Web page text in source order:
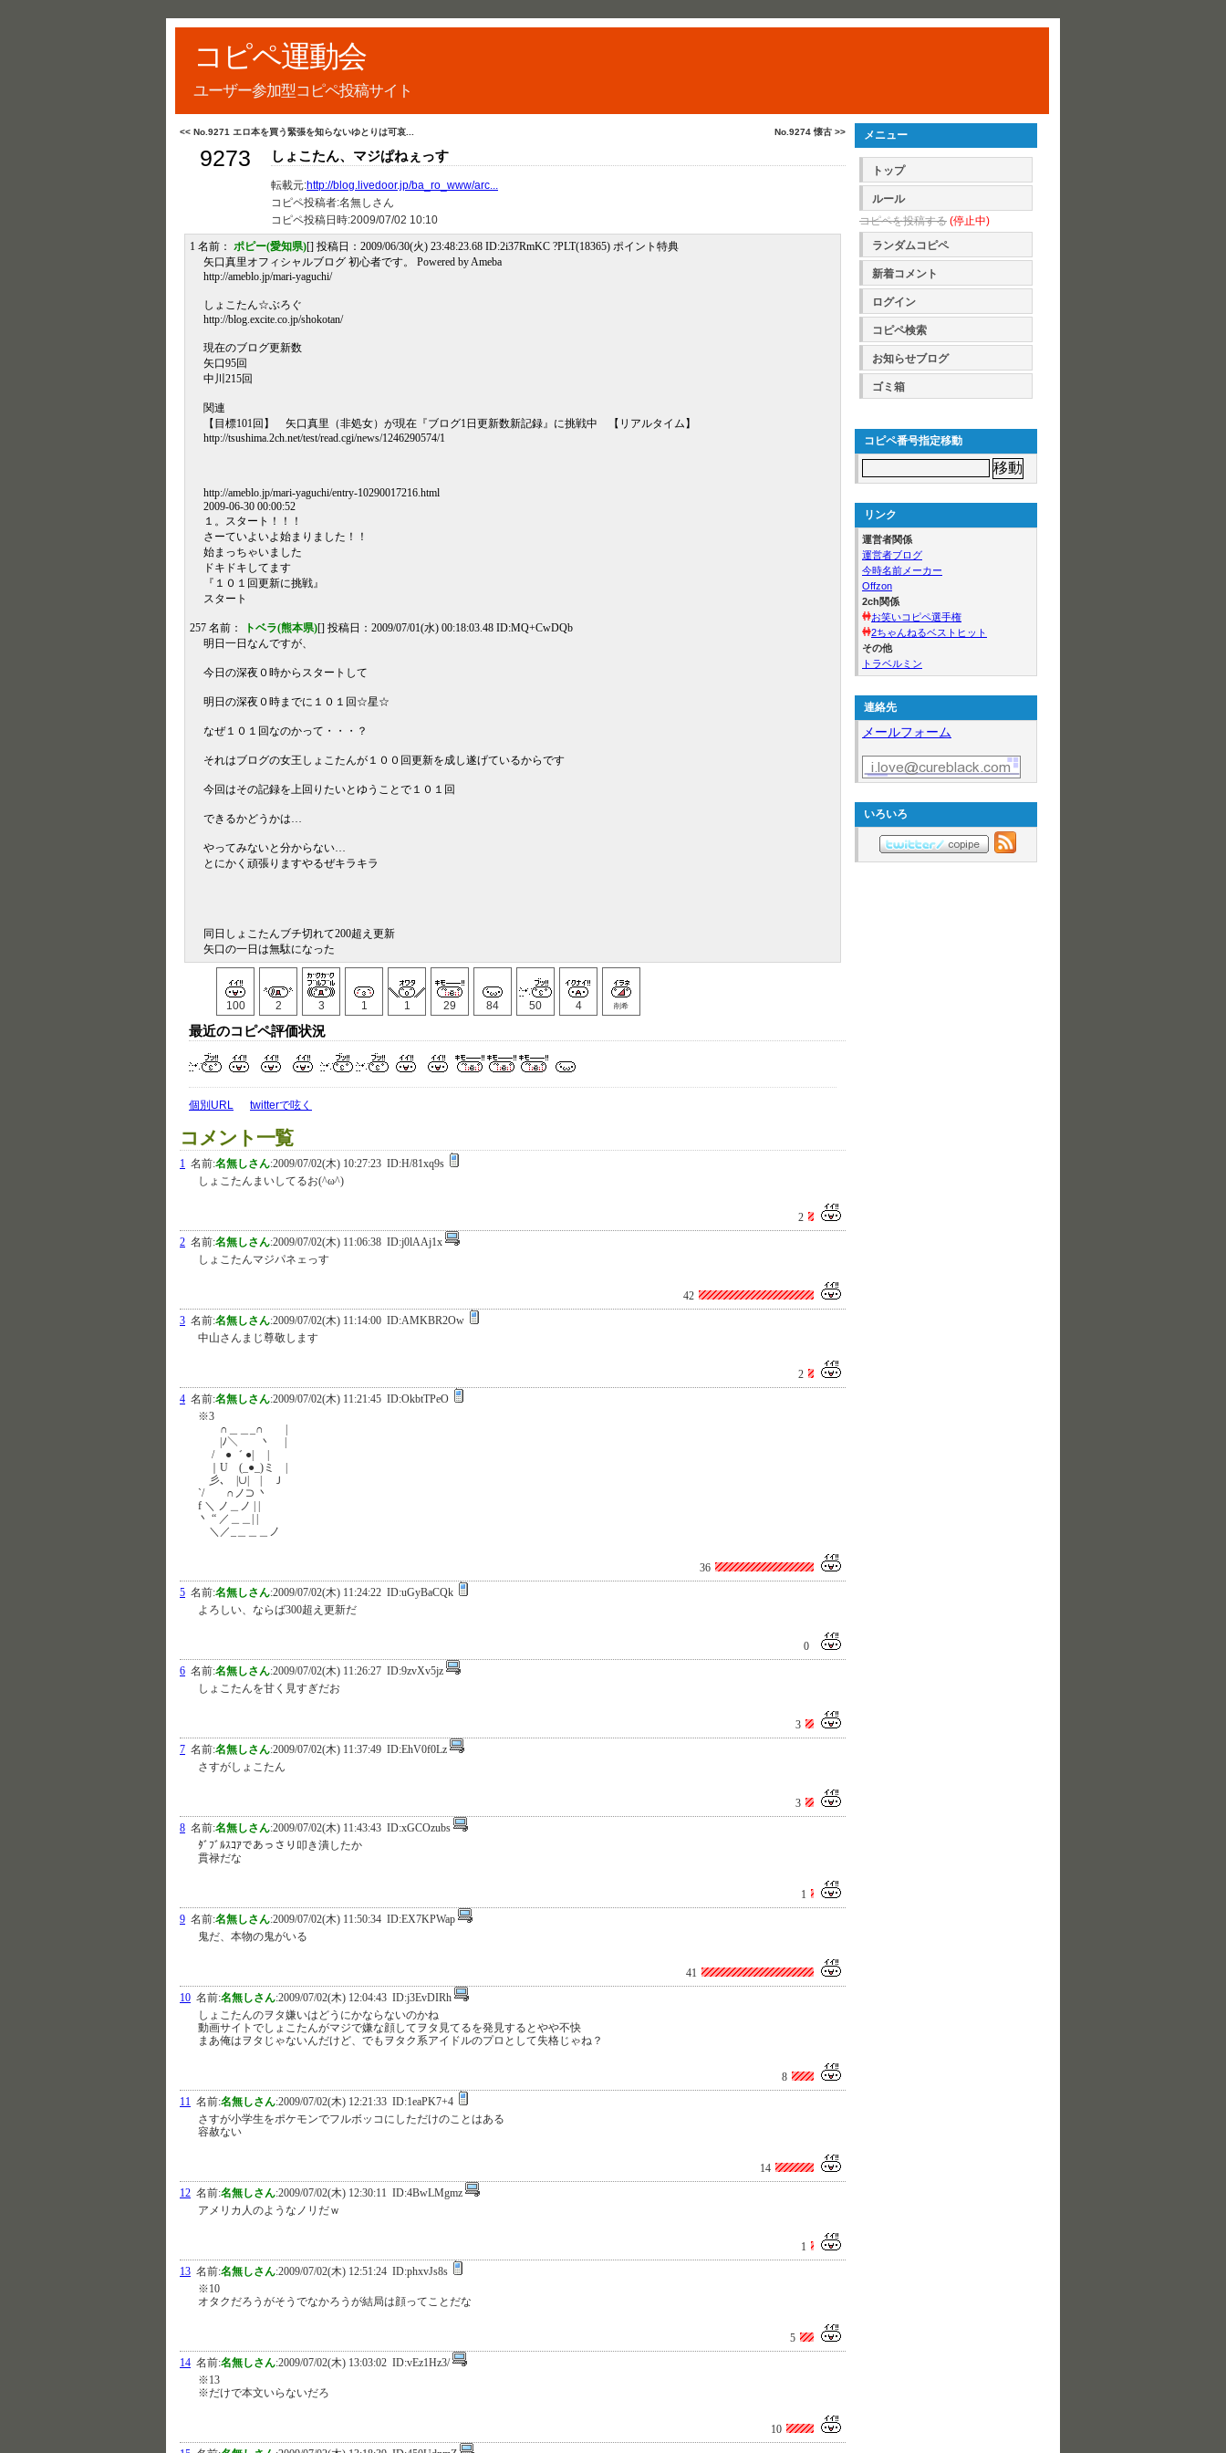
コピペ運動会
ユーザー参加型コピペ投稿サイト
No.9274 懐古 >>
<< No.9271 エロ本を買う緊張を知らないゆとりは可哀...
9273 しょこたん、マジぱねぇっす
転載元:http://blog.livedoor.jp/ba_ro_www/arc...
コピペ投稿者:名無しさん
コピペ投稿日時:2009/07/02 10:10
1 名前： ポピー(愛知県)[] 投稿日：2009/06/30(火) 23:48:23.68 ID:2i37RmKC ?PLT(18365) ポイント特典
矢口真里オフィシャルブログ 初心者です。 Powered by Ameba
http://ameblo.jp/mari-yaguchi/
しょこたん☆ぶろぐ
http://blog.excite.co.jp/shokotan/
現在のブログ更新数
矢口95回
中川215回
関連
【目標101回】 矢口真里（非処女）が現在『ブログ1日更新数新記録』に挑戦中 【リアルタイム】
http://tsushima.2ch.net/test/read.cgi/news/1246290574/1
http://ameblo.jp/mari-yaguchi/entry-10290017216.html
2009-06-30 00:00:52
１。スタート！！！
さーていよいよ始まりました！！
始まっちゃいました
ドキドキしてます
『１０１回更新に挑戦』
スタート
257 名前： トベラ(熊本県)[] 投稿日：2009/07/01(水) 00:18:03.48 ID:MQ+CwDQb
明日一日なんですが、
今日の深夜０時からスタートして
明日の深夜０時までに１０１回☆星☆
なぜ１０１回なのかって・・・？
それはブログの女王しょこたんが１００回更新を成し遂げているからです
今回はその記録を上回りたいとゆうことで１０１回
できるかどうかは…
やってみないと分からない…
とにかく頑張りますやるぜキラキラ
同日しょこたんブチ切れて200超え更新
矢口の一日は無駄になった
100 2 3 1 1 29 84 50 4 削希
最近のコピペ評価状況
個別URL twitterで呟く
コメント一覧
1 名前:名無しさん:2009/07/02(木) 10:27:23 ID:H/81xq9s
しょこたんまいしてるお(^ω^)
2
2 名前:名無しさん:2009/07/02(木) 11:06:38 ID:j0lAAj1x
しょこたんマジパネェっす
42
3 名前:名無しさん:2009/07/02(木) 11:14:00 ID:AMKBR2Ow
中山さんまじ尊敬します
2
4 名前:名無しさん:2009/07/02(木) 11:21:45 ID:OkbtTPeO
※3
∩＿＿_∩ |
|ﾉ＼ 丶 |
/ ●゛ ●| |
｜U (_●_)ミ |
彡､ |∪| | Ｊ
`/ ∩ノ⊃ 丶
f ＼ ノ＿ノ | |
丶 “ ／＿＿| |
＼／_＿＿＿ノ
36
5 名前:名無しさん:2009/07/02(木) 11:24:22 ID:uGyBaCQk
よろしい、ならば300超え更新だ
0
6 名前:名無しさん:2009/07/02(木) 11:26:27 ID:9zvXv5jz
しょこたんを甘く見すぎだお
3
7 名前:名無しさん:2009/07/02(木) 11:37:49 ID:EhV0f0Lz
さすがしょこたん
3
8 名前:名無しさん:2009/07/02(木) 11:43:43 ID:xGCOzubs
ﾀﾞﾌﾞﾙｽｺｱであっさり叩き潰したか
貫禄だな
1
9 名前:名無しさん:2009/07/02(木) 11:50:34 ID:EX7KPWap
鬼だ、本物の鬼がいる
41
10 名前:名無しさん:2009/07/02(木) 12:04:43 ID:j3EvDIRh
しょこたんのヲタ嫌いはどうにかならないのかね
動画サイトでしょこたんがマジで嫌な顔してヲタ見てるを発見するとやや不快
まあ俺はヲタじゃないんだけど、でもヲタク系アイドルのプロとして失格じゃね？
8
11 名前:名無しさん:2009/07/02(木) 12:21:33 ID:1eaPK7+4
さすが小学生をポケモンでフルボッコにしただけのことはある
容赦ない
14
12 名前:名無しさん:2009/07/02(木) 12:30:11 ID:4BwLMgmz
アメリカ人のようなノリだｗ
1
13 名前:名無しさん:2009/07/02(木) 12:51:24 ID:phxvJs8s
※10
オタクだろうがそうでなかろうが結局は顔ってことだな
5
14 名前:名無しさん:2009/07/02(木) 13:03:02 ID:vEz1Hz3/
※13
※だけで本文いらないだろ
10
メニュー
トップ
ルール
コピペを投稿する (停止中)
ランダムコピペ
新着コメント
ログイン
コピペ検索
お知らせブログ
ゴミ箱
コピペ番号指定移動
リンク
運営者関係
運営者ブログ
今時名前メーカー
Offzon
2ch関係
お笑いコピペ選手権
2ちゃんねるベストヒット
その他
トラベルミン
連絡先
メールフォーム
いろいろ